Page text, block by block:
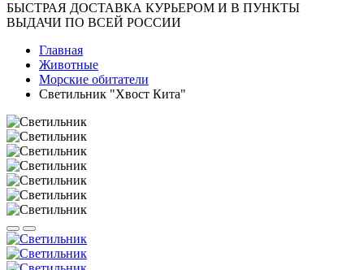
БЫСТРАЯ ДОСТАВКА КУРЬЕРОМ И В ПУНКТЫ
ВЫДАЧИ ПО ВСЕЙ РОССИИ
Главная
Животные
Морские обитатели
Светильник "Хвост Кита"